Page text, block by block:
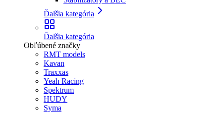
Ďalšia kategória
Ďalšia kategória
Obľúbené značky
RMT models
Kavan
Traxxas
Yeah Racing
Spektrum
HUDY
Syma